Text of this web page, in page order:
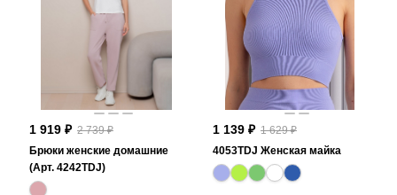
1 919 ₽ 2 739 ₽
Брюки женские домашние
(Арт. 4242TDJ)
1 139 ₽ 1 629 ₽
4053TDJ Женская майка